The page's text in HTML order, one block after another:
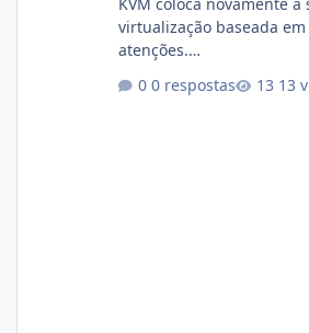
KVM coloca novamente a
virtualização baseada
atenções.
xjx23zz5f Criamos uma breve explicação:
0 respostas 13